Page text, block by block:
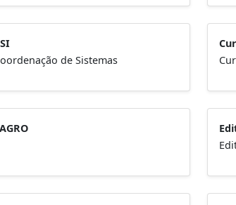
de Sistemas